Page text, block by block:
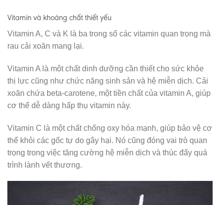
Vitamin và khoáng chất thiết yếu
Vitamin A, C và K là ba trong số các vitamin quan trọng mà
rau cải xoăn mang lại.
Vitamin A là một chất dinh dưỡng cần thiết cho sức khỏe
thị lực cũng như chức năng sinh sản và hệ miễn dịch. Cải
xoăn chứa beta-carotene, một tiền chất của vitamin A, giúp
cơ thể dễ dàng hấp thụ vitamin này.
Vitamin C là một chất chống oxy hóa mạnh, giúp bảo vệ cơ
thể khỏi các gốc tự do gây hại. Nó cũng đóng vai trò quan
trọng trong việc tăng cường hệ miễn dịch và thúc đẩy quá
trình lành vết thương.